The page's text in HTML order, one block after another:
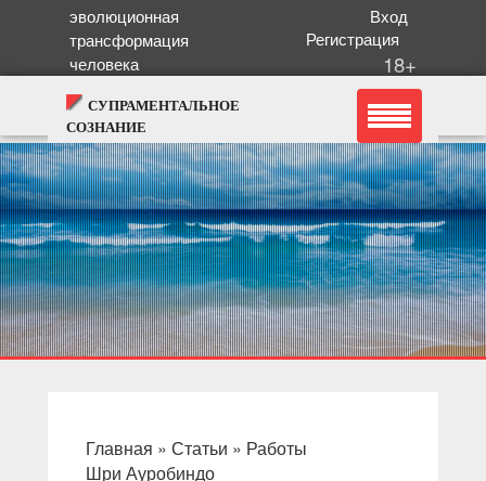
эволюционная
трансформация
человека
Вход
Регистрация
18+
СУПРАМЕНТАЛЬНОЕ
СОЗНАНИЕ
Главная » Статьи » Работы
Шри Ауробиндо